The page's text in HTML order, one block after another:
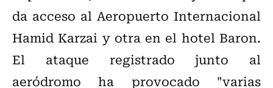
da acceso al Aeropuerto Internacional
Hamid Karzai y otra en el hotel Baron.
El ataque registrado junto al
aeródromo ha provocado "varias